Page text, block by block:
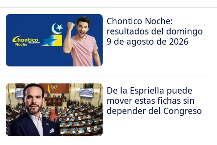
Chontico Noche:
resultados del domingo
9 de agosto de 2026
De la Espriella puede
mover estas fichas sin
depender del Congreso